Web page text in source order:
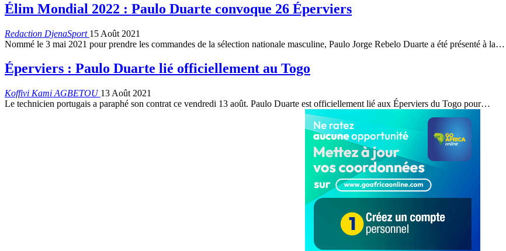
Élim Mondial 2022 : Paulo Duarte convoque 26 Éperviers
Redaction DjenaSport 15 Août 2021
Nommé le 3 mai 2021 pour prendre les commandes de la sélection nationale masculine, Paulo Jorge Rebelo Duarte a été présenté à la…
Éperviers : Paulo Duarte lié officiellement au Togo
Koffivi Kami AGBETOU 13 Août 2021
Le technicien portugais a paraphé son contrat ce vendredi 13 août. Paulo Duarte est officiellement lié aux Éperviers du Togo pour…